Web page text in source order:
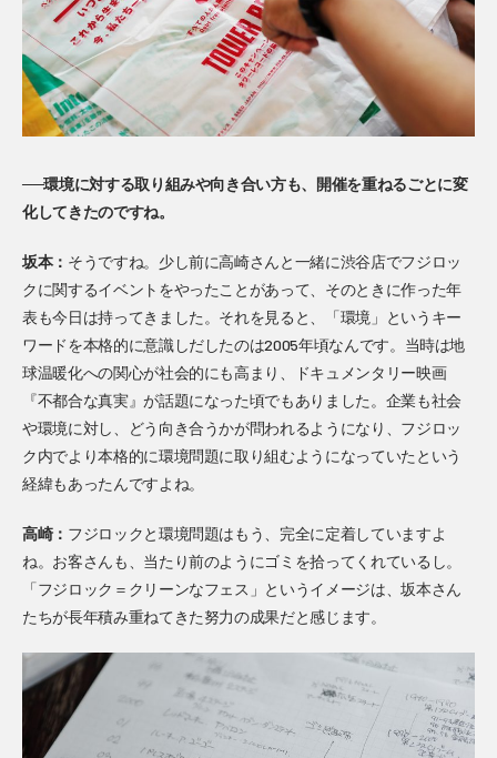
──環境に対する取り組みや向き合い方も、開催を重ねるごとに変
化してきたのですね。
坂本： そうですね。少し前に高崎さんと一緒に渋谷店でフジロッ
クに関するイベントをやったことがあって、そのときに作った年
表も今日は持ってきました。それを見ると、「環境」というキー
ワードを本格的に意識しだしたのは2005年頃なんです。当時は地
球温暖化への関心が社会的にも高まり、ドキュメンタリー映画
『不都合な真実』が話題になった頃でもありました。企業も社会
や環境に対し、どう向き合うかが問われるようになり、フジロッ
ク内でより本格的に環境問題に取り組むようになっていたという
経緯もあったんですよね。
高崎： フジロックと環境問題はもう、完全に定着していますよ
ね。お客さんも、当たり前のようにゴミを拾ってくれているし。
「フジロック＝クリーンなフェス」というイメージは、坂本さん
たちが長年積み重ねてきた努力の成果だと感じます。